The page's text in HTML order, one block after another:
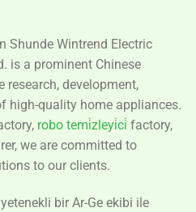
Shunde Wintrend Electric
is a prominent Chinese
development,
high-quality home appliances.
robo temi̇zleyi̇ci̇ factory,
we are committed to
to our clients.
bir Ar-Ge ekibi ile